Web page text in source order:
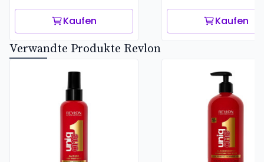
Kaufen Kaufen
Verwandte Produkte Revlon